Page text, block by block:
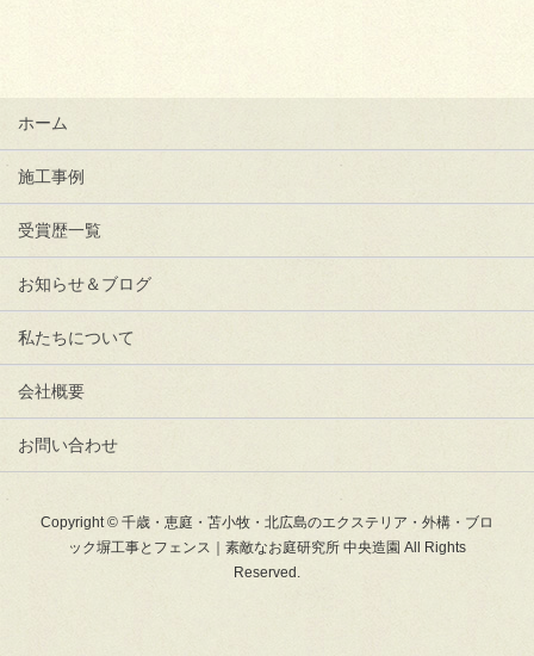
ホーム
施工事例
受賞歴一覧
お知らせ＆ブログ
私たちについて
会社概要
お問い合わせ
Copyright © 千歳・恵庭・苫小牧・北広島のエクステリア・外構・ブロ
ック塀工事とフェンス｜素敵なお庭研究所 中央造園 All Rights
Reserved.